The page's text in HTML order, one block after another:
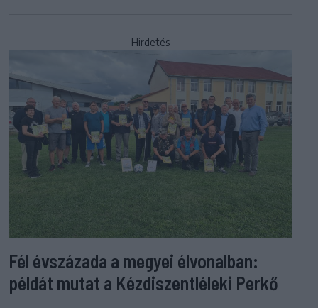
Hirdetés
Fél évszázada a megyei élvonalban:
példát mutat a Kézdiszentléleki Perkő